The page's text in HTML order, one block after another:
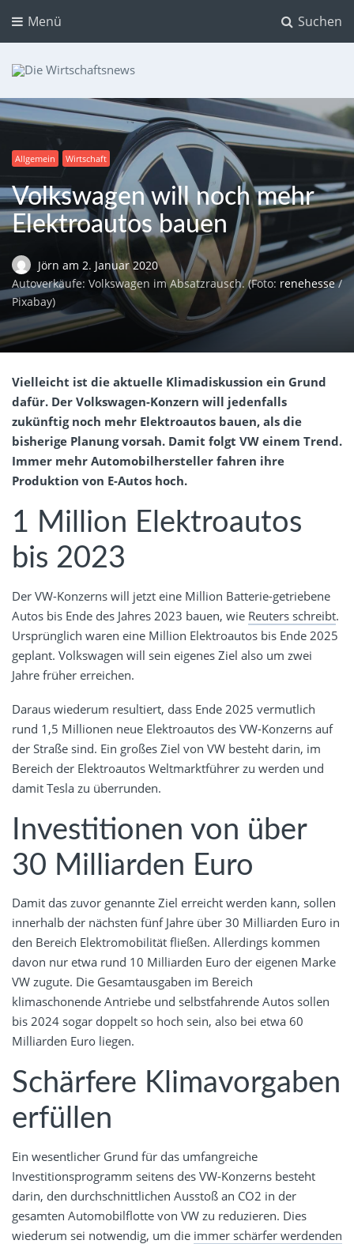
Suchen
Menü
Dein Ratgeber für Aktien und Kryptowährungen
Allgemein Wirtschaft
Volkswagen will noch mehr
Elektroautos bauen
Jörn am 2. Januar 2020
Autoverkäufe: Volkswagen im Absatzrausch. (Foto: renehesse/
Pixabay)
Vielleicht ist die aktuelle Klimadiskussion ein Grund
dafür. Der Volkswagen-Konzern will jedenfalls
zukünftig noch mehr Elektroautos bauen, als die
bisherige Planung vorsah. Damit folgt VW einem Trend.
Immer mehr Automobilhersteller fahren ihre
Produktion von E-Autos hoch.
1 Million Elektroautos
bis 2023
Der VW-Konzerns will jetzt eine Million Batterie-getriebene
Autos bis Ende des Jahres 2023 bauen, wie Reuters schreibt.
Ursprünglich waren eine Million Elektroautos bis Ende 2025
geplant. Volkswagen will sein eigenes Ziel also um zwei
Jahre früher erreichen.
Daraus wiederum resultiert, dass Ende 2025 vermutlich
rund 1,5 Millionen neue Elektroautos des VW-Konzerns auf
der Straße sind. Ein großes Ziel von VW besteht darin, im
Bereich der Elektroautos Weltmarktführer zu werden und
damit Tesla zu überrunden.
Investitionen von über
30 Milliarden Euro
Damit das zuvor genannte Ziel erreicht werden kann, sollen
innerhalb der nächsten fünf Jahre über 30 Milliarden Euro in
den Bereich Elektromobilität fließen. Allerdings kommen
davon nur etwa rund 10 Milliarden Euro der eigenen Marke
VW zugute. Die Gesamtausgaben im Bereich
klimaschonende Antriebe und selbstfahrende Autos sollen
bis 2024 sogar doppelt so hoch sein, also bei etwa 60
Milliarden Euro liegen.
Schärfere Klimavorgaben
erfüllen
Ein wesentlicher Grund für das umfangreiche
Investitionsprogramm seitens des VW-Konzerns besteht
darin, den durchschnittlichen Ausstoß an CO2 in der
gesamten Automobilflotte von VW zu reduzieren. Dies
wiederum sei notwendig, um die immer schärfer werdenden